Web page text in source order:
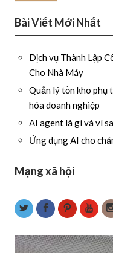
Bài Viết Mới Nhất
Dịch vụ Thành Lập
Cho Nhà Máy
Quản lý tồn kho
hóa doanh nghiệp
AI agent là gì và vì
Ứng dụng AI cho
Mạng xã hội